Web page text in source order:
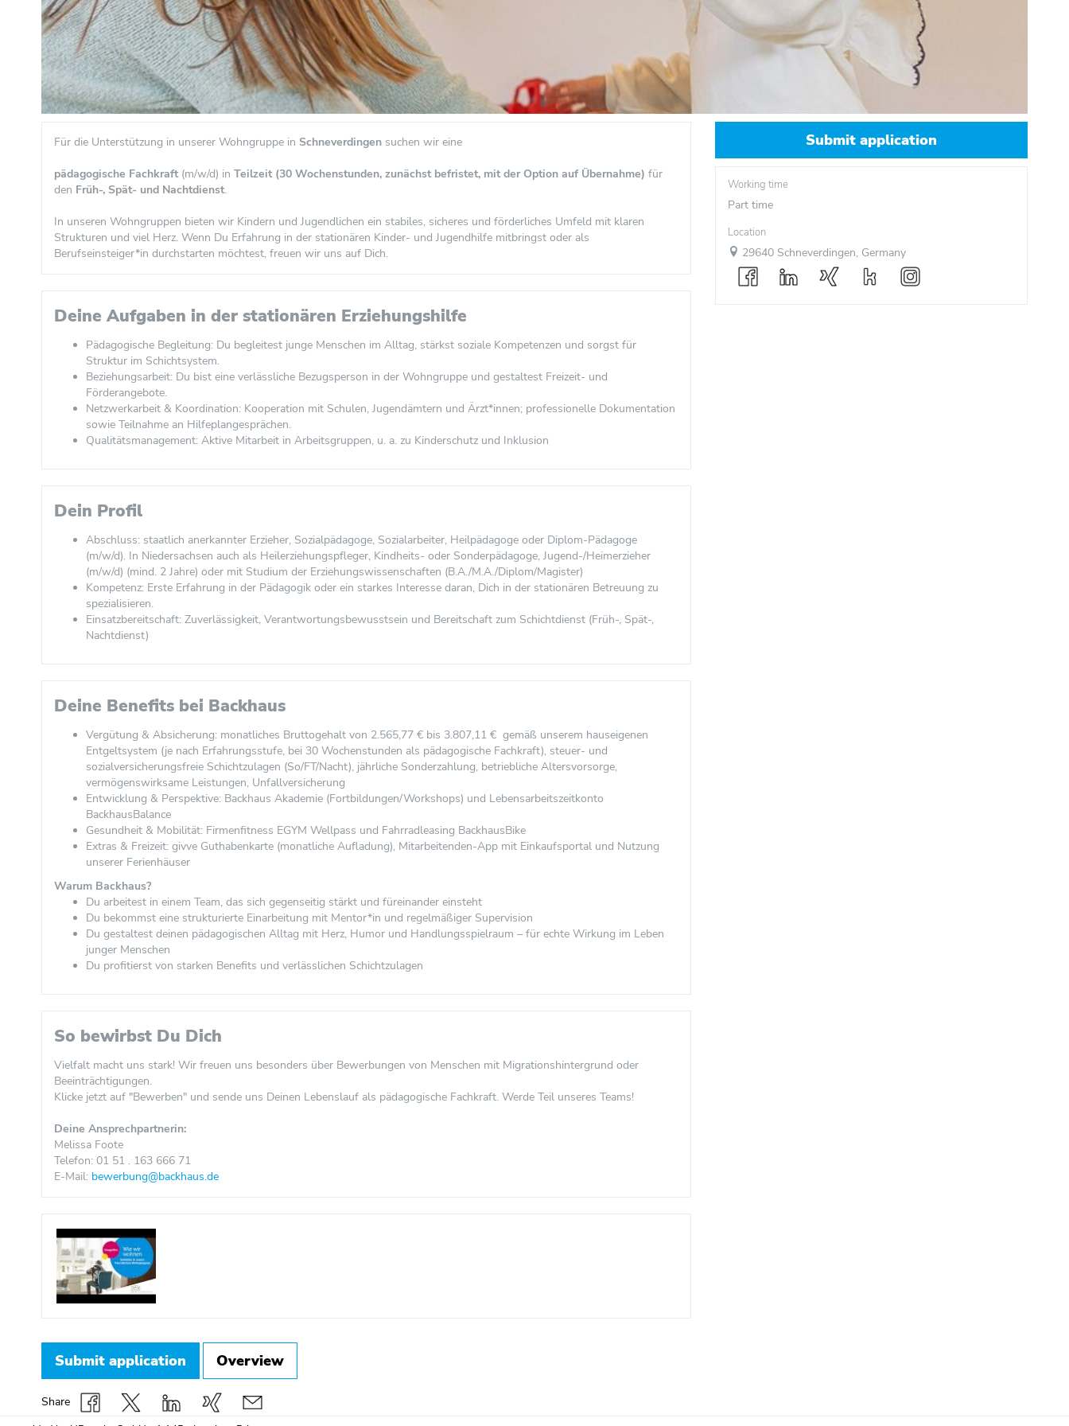
Für die Unterstützung in unserer Wohngruppe in Schneverdingen suchen wir eine
pädagogische Fachkraft(m/w/d) in Teilzeit (30 Wochenstunden, zunächst befristet, mit der Option auf Übernahme) für
den Früh-, Spät- und Nachtdienst.
In unseren Wohngruppen bieten wir Kindern und Jugendlichen ein stabiles, sicheres und förderliches Umfeld mit klaren
Strukturen und viel Herz. Wenn Du Erfahrung in der stationären Kinder- und Jugendhilfe mitbringst oder als
Berufseinsteiger*in durchstarten möchtest, freuen wir uns auf Dich.
Deine Aufgaben in der stationären Erziehungshilfe
Pädagogische Begleitung: Du begleitest junge Menschen im Alltag, stärkst soziale Kompetenzen und sorgst für
Struktur im Schichtsystem.
Beziehungsarbeit: Du bist eine verlässliche Bezugsperson in der Wohngruppe und gestaltest Freizeit- und
Förderangebote.
Netzwerkarbeit & Koordination: Kooperation mit Schulen, Jugendämtern und Ärzt*innen; professionelle Dokumentation
sowie Teilnahme an Hilfeplangesprächen.
Qualitätsmanagement: Aktive Mitarbeit in Arbeitsgruppen, u. a. zu Kinderschutz und Inklusion
Dein Profil
Abschluss: staatlich anerkannter Erzieher, Sozialpädagoge, Sozialarbeiter, Heilpädagoge oder Diplom-Pädagoge
(m/w/d). In Niedersachsen auch als Heilerziehungspfleger, Kindheits- oder Sonderpädagoge, Jugend-/Heimerzieher
(m/w/d) (mind. 2 Jahre) oder mit Studium der Erziehungswissenschaften (B.A./M.A./Diplom/Magister)
Kompetenz: Erste Erfahrung in der Pädagogik oder ein starkes Interesse daran, Dich in der stationären Betreuung zu
spezialisieren.
Einsatzbereitschaft: Zuverlässigkeit, Verantwortungsbewusstsein und Bereitschaft zum Schichtdienst (Früh-, Spät-,
Nachtdienst)
Deine Benefits bei Backhaus
Vergütung & Absicherung: monatliches Bruttogehalt von 2.565,77 € bis 3.807,11 € gemäß unserem hauseigenen
Entgeltsystem (je nach Erfahrungsstufe, bei 30 Wochenstunden als pädagogische Fachkraft), steuer- und
sozialversicherungsfreie Schichtzulagen (So/FT/Nacht), jährliche Sonderzahlung, betriebliche Altersvorsorge,
vermögenswirksame Leistungen, Unfallversicherung
Entwicklung & Perspektive: Backhaus Akademie (Fortbildungen/Workshops) und Lebensarbeitszeitkonto
BackhausBalance
Gesundheit & Mobilität: Firmenfitness EGYM Wellpass und Fahrradleasing BackhausBike
Extras & Freizeit: givve Guthabenkarte (monatliche Aufladung), Mitarbeitenden-App mit Einkaufsportal und Nutzung
unserer Ferienhäuser
Warum Backhaus?
Du arbeitest in einem Team, das sich gegenseitig stärkt und füreinander einsteht
Du bekommst eine strukturierte Einarbeitung mit Mentor*in und regelmäßiger Supervision
Du gestaltest deinen pädagogischen Alltag mit Herz, Humor und Handlungsspielraum – für echte Wirkung im Leben
junger Menschen
Du profitierst von starken Benefits und verlässlichen Schichtzulagen
So bewirbst Du Dich
Vielfalt macht uns stark! Wir freuen uns besonders über Bewerbungen von Menschen mit Migrationshintergrund oder
Beeinträchtigungen.
Klicke jetzt auf "Bewerben" und sende uns Deinen Lebenslauf als pädagogische Fachkraft. Werde Teil unseres Teams!
Deine Ansprechpartnerin:
Melissa Foote
Telefon: 01 51 . 163 666 71
E-Mail: bewerbung@backhaus.de
Submit application Overview
Share
Submit application
Working time
Part time
Location
29640 Schneverdingen, Germany